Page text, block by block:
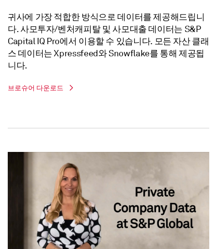
귀사에 가장 적합한 방식으로 데이터를 제공해드립니
다. 사모투자/벤처캐피탈 및 사모대출 데이터는 S&P
Capital IQ Pro에서 이용할 수 있습니다. 모든 자산 클래
스 데이터는 Xpressfeed와 Snowflake를 통해 제공됩
니다.
브로슈어 다운로드